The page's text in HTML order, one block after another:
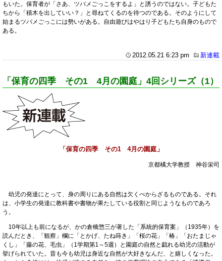
もいた。保育者が「さあ、ツバメごっこをするよ」と誘うのではない。子どもた
ちから「積木を出していい？」と尋ねてくるのを待つのである。そのようにして
始まるツバメごっこには勢いがある。自由遊びはやはり子どもたち自身のもので
ある。
2012.05.21 6:23 pm 新連載
「保育の四季 その1 4月の園庭」4回シリーズ（1）
「保育の四季 その1 4月の園庭」
京都橘大学教授 神谷栄司
幼児の発達にとって、身の周りにある自然は欠くべからざるものである。それ
は、小学生の発達に教科書や書物が果たしている役割と同じようなものであろ
う。
10年以上も前になるが、かの倉橋惣三が著した「系統的保育案」（1935年）を
読んだとき、「観察」欄に「とかげ、たね蒔き」「桜の花」「椿」「おたまじゃ
くし」「藤の花、毛虫」（1学期第1～5週）と園庭の自然と戯れる幼児の活動が
挙げられていた。昔も今も幼児は身近な自然が大好きなんだ、と嬉しくなった。